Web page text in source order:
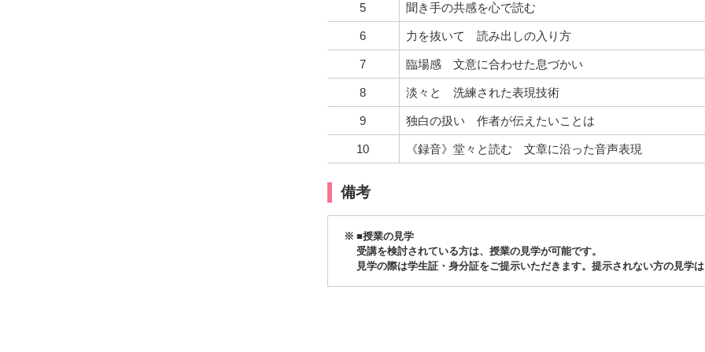
5 聞き手の共感を心で読む
6 力を抜いて 読み出しの入り方
7 臨場感 文意に合わせた息づかい
8 淡々と 洗練された表現技術
9 独白の扱い 作者が伝えたいことは
10 《録音》堂々と読む 文章に沿った音声表現
備考
■授業の見学
受講を検討されている方は、授業の見学が可能です。
見学の際は学生証・身分証をご提示いただきます。提示されない方の見学